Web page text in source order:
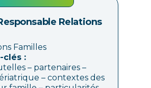
Relations
Familles
clés :
– partenaires –
– contextes des